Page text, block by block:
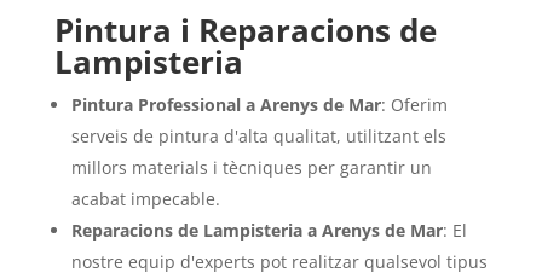
Pintura i Reparacions de
Lampisteria
Pintura Professional a Arenys de Mar: Oferim
serveis de pintura d'alta qualitat, utilitzant els
millors materials i tècniques per garantir un
acabat impecable.
Reparacions de Lampisteria a Arenys de Mar: El
nostre equip d'experts pot realitzar qualsevol tipus